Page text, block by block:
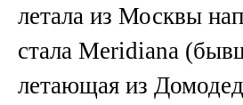
летала из Москвы
стала Meridiana
летающая из